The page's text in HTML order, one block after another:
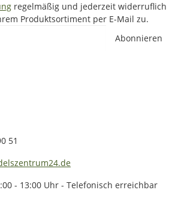
regelmäßig und jederzeit widerruflich
Produktsortiment per E-Mail zu.
Abonnieren
51
- 13:00 Uhr - Telefonisch erreichbar